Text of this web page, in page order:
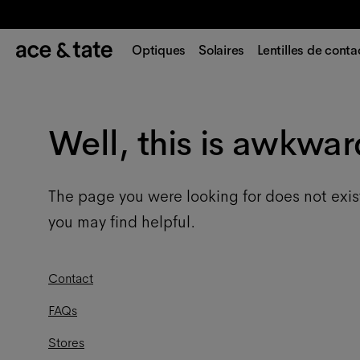
Optiques Solaires Lentilles de
Well, this is
The page you were looking for does not
you may find helpful.
Contact
FAQs
Stores